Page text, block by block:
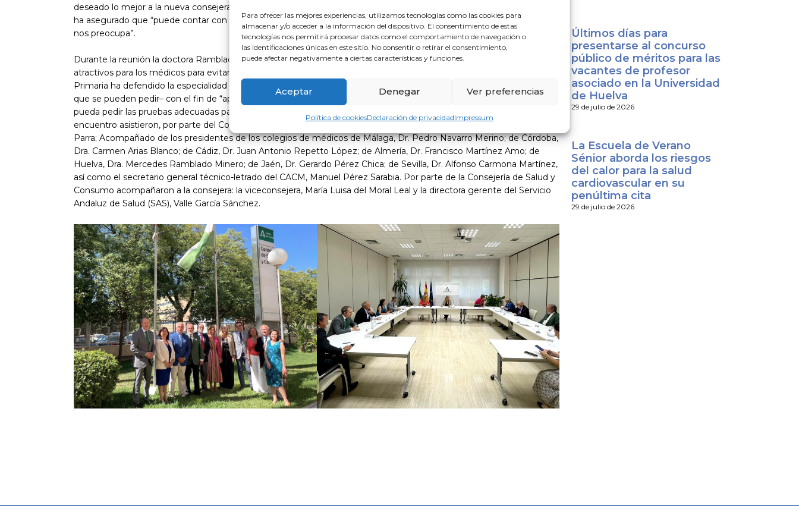
Para ofrecer las mejores experiencias, utilizamos tecnologías como las cookies para
almacenar y/o acceder a la información del dispositivo. El consentimiento de estas
tecnologías nos permitirá procesar datos como el comportamiento de navegación o
las identificaciones únicas en este sitio. No consentir o retirar el consentimiento,
puede afectar negativamente a ciertas características y funciones.
Aceptar Denegar Ver preferencias
Política de cookiesDeclaración de privacidadImpressum
deseado lo mejor a la nueva consejera, “porque la suerte de ella es la de todos”, ha valorado su disposición al diálogo y
ha asegurado que “puede contar con los médicos andaluces en el empeño de mejorar la sanidad, algo que a todos
nos preocupa”.
Durante la reunión la doctora Ramblado, entre otras cuestiones, ha subrayado la necesidad de realizar contratos
atractivos para los médicos para evitar que se trasladen a otras autonomías o países. Y en el ámbito de la Atención
Primaria ha defendido la especialidad de Medicina de Familia y que se unifique la cartera de servicios –las pruebas
que se pueden pedir– con el fin de “aprovechar todo el potencial de formación que tiene el médico de Primaria y
pueda pedir las pruebas adecuadas para llegar a un diagnóstico evitando derivaciones hospitalarias innecesarias”. Al
encuentro asistieron, por parte del Consejo Andaluz de Colegios de Médicos: su presidente, Dr. Jorge Fernández
Parra; Acompañado de los presidentes de los colegios de médicos de Málaga, Dr. Pedro Navarro Merino; de Córdoba,
Dra. Carmen Arias Blanco; de Cádiz, Dr. Juan Antonio Repetto López; de Almería, Dr. Francisco Martínez Amo; de
Huelva, Dra. Mercedes Ramblado Minero; de Jaén, Dr. Gerardo Pérez Chica; de Sevilla, Dr. Alfonso Carmona Martínez,
así como el secretario general técnico-letrado del CACM, Manuel Pérez Sarabia. Por parte de la Consejería de Salud y
Consumo acompañaron a la consejera: la viceconsejera, María Luisa del Moral Leal y la directora gerente del Servicio
Andaluz de Salud (SAS), Valle García Sánchez.
Últimos días para
presentarse al concurso
público de méritos para las
vacantes de profesor
asociado en la Universidad
de Huelva
29 de julio de 2026
La Escuela de Verano
Sénior aborda los riesgos
del calor para la salud
cardiovascular en su
penúltima cita
29 de julio de 2026